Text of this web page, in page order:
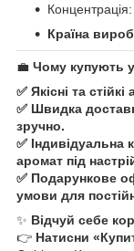
Країна
💼 Чому купують
✅ Якісні та
✅ Швидка
зручно.
✅ Індивідуальна
аромат під
✅ Подарункове
умови для
✨ Відчуй себе
👉 Натисни